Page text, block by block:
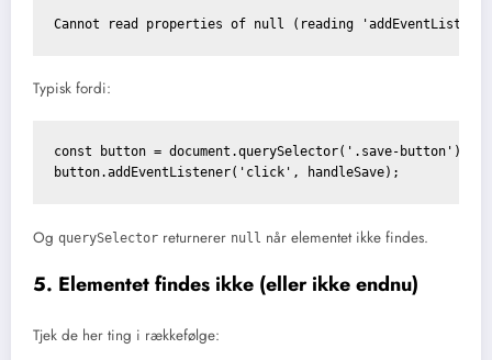
Cannot read properties of null (reading
Typisk fordi:
const button = document.querySelector('.save-button');
button.addEventListener('click', handleSave);
Og querySelector returnerer null når elementet ikke findes.
5. Elementet findes ikke (eller ikke endnu)
Tjek de her ting i rækkefølge: